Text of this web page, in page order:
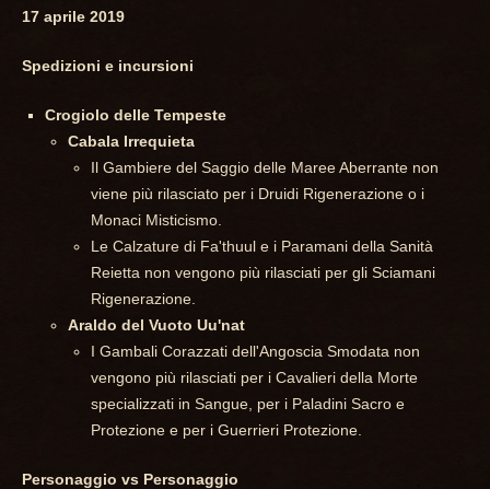
17 aprile 2019
Spedizioni e incursioni
Crogiolo delle Tempeste
Cabala Irrequieta
Il Gambiere del Saggio delle Maree Aberrante non
viene più rilasciato per i Druidi Rigenerazione o i
Monaci Misticismo.
Le Calzature di Fa'thuul e i Paramani della Sanità
Reietta non vengono più rilasciati per gli Sciamani
Rigenerazione.
Araldo del Vuoto Uu'nat
I Gambali Corazzati dell'Angoscia Smodata non
vengono più rilasciati per i Cavalieri della Morte
specializzati in Sangue, per i Paladini Sacro e
Protezione e per i Guerrieri Protezione.
Personaggio vs Personaggio